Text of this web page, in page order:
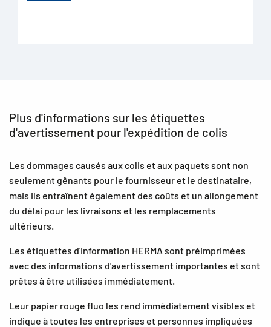
Plus d'informations sur les étiquettes
d'avertissement pour l'expédition de colis
Les dommages causés aux colis et aux paquets sont non
seulement gênants pour le fournisseur et le destinataire,
mais ils entraînent également des coûts et un allongement
du délai pour les livraisons et les remplacements
ultérieurs.
Les étiquettes d'information HERMA sont préimprimées
avec des informations d'avertissement importantes et sont
prêtes à être utilisées immédiatement.
Leur papier rouge fluo les rend immédiatement visibles et
indique à toutes les entreprises et personnes impliquées